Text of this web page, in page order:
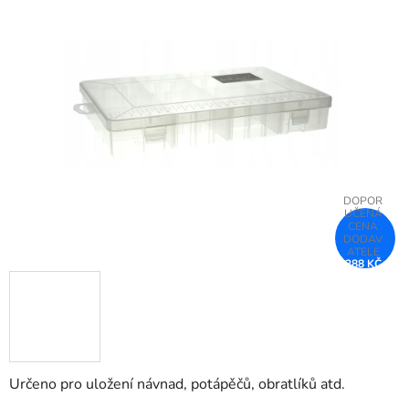
Určeno pro uložení návnad, potápěčů, obratlíků atd.
288 KČ